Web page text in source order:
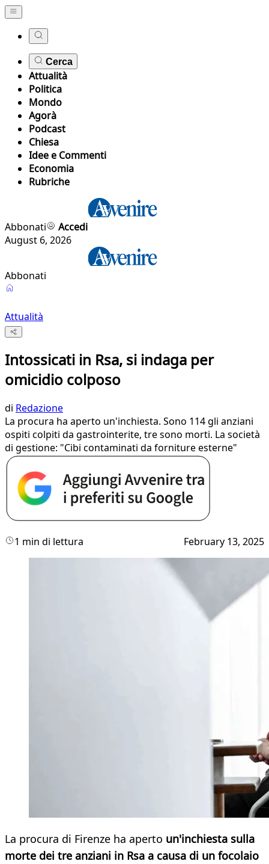
Cerca
Attualità
Politica
Mondo
Agorà
Podcast
Chiesa
Idee e Commenti
Economia
Rubriche
Abbonati
Accedi
August 6, 2026
Abbonati
Attualità
Intossicati in Rsa, si indaga per
omicidio colposo
di Redazione
La procura ha aperto un'inchiesta. Sono 114 gli anziani
ospiti colpiti da gastrointerite, tre sono morti. La società
di gestione: "Cibi contaminati da forniture esterne"
1 min di lettura February 13, 2025
La procura di Firenze ha aperto un'inchiesta sulla
morte dei tre anziani in Rsa a causa di un focolaio